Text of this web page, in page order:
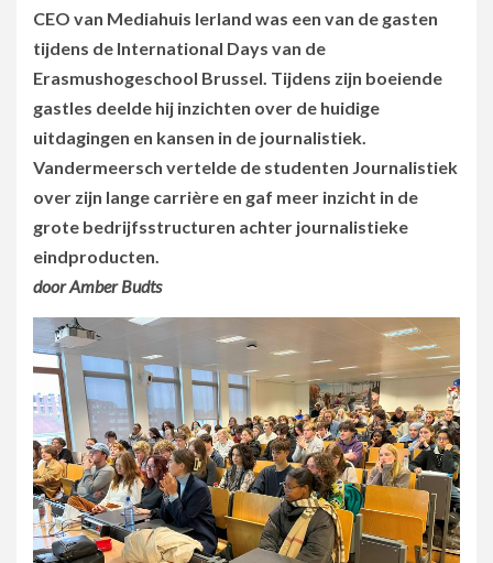
CEO van Mediahuis Ierland was een van de gasten
tijdens de International Days van de
Erasmushogeschool Brussel. Tijdens zijn boeiende
gastles deelde hij inzichten over de huidige
uitdagingen en kansen in de journalistiek.
Vandermeersch vertelde de studenten Journalistiek
over zijn lange carrière en gaf meer inzicht in de
grote bedrijfsstructuren achter journalistieke
eindproducten.
door Amber Budts